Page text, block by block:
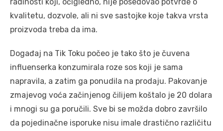
kvalitetu, dozvole, ali ni sve sastojke koje takva vrsta
proizvoda treba da ima.
Događaj na Tik Toku počeo je tako što je čuvena
influenserka konzumirala roze sos koji je sama
napravila, a zatim ga ponudila na prodaju. Pakovanje
zmajevog voća začinjenog čilijem koštalo je 20 dolara
i mnogi su ga poručili. Sve bi se možda dobro završilo
da pojedinačne isporuke nisu imale drastično različitu